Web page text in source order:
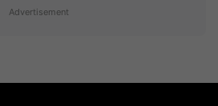
Advertisement